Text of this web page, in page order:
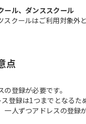
ール、ダンススクール
クールはご利用対象外と
点
登録が必要です。
登録は1つまでとなるた
人ずつアドレスの登録